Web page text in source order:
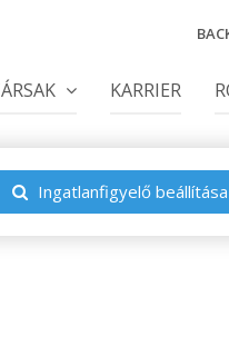
KARRIER
Ingatlanfigyelő beállítása